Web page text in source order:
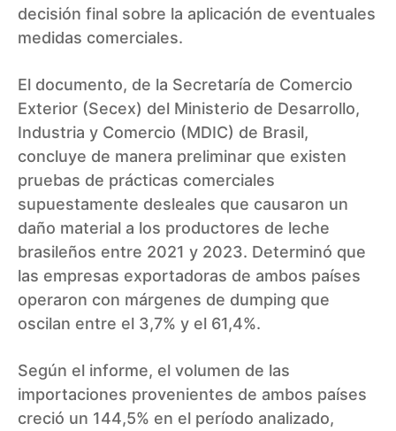
decisión final sobre la aplicación de eventuales
medidas comerciales.
El documento, de la Secretaría de Comercio
Exterior (Secex) del Ministerio de Desarrollo,
Industria y Comercio (MDIC) de Brasil,
concluye de manera preliminar que existen
pruebas de prácticas comerciales
supuestamente desleales que causaron un
daño material a los productores de leche
brasileños entre 2021 y 2023. Determinó que
las empresas exportadoras de ambos países
operaron con márgenes de dumping que
oscilan entre el 3,7% y el 61,4%.
Según el informe, el volumen de las
importaciones provenientes de ambos países
creció un 144,5% en el período analizado,